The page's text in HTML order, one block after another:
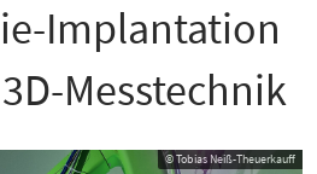
Implantation
Messtechnik
© Tobias Neiß-Theuerkauff